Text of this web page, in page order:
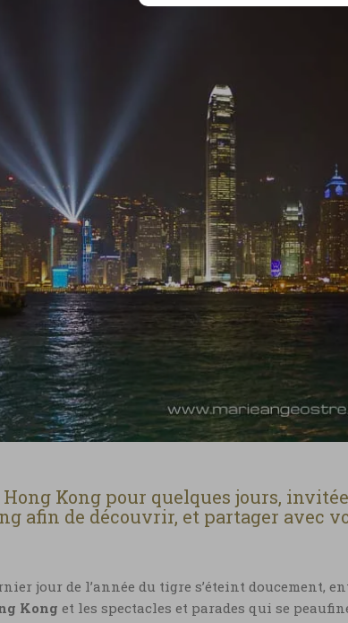
Hong Kong pour quelques jours,
afin de découvrir, et partager avec
jour de l’année du tigre s’éteint doucement,
Kong et les spectacles et parades qui se